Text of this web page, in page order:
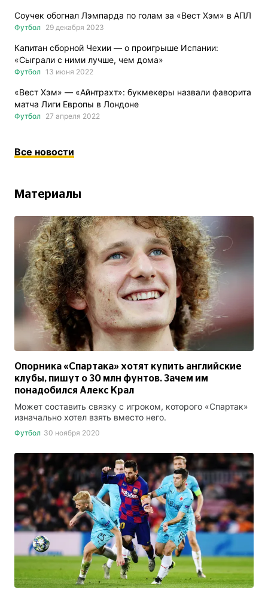
Соучек обогнал Лэмпарда по голам за «Вест Хэм» в АПЛ
Футбол 29 декабря 2023
Капитан сборной Чехии — о проигрыше Испании:
«Сыграли с ними лучше, чем дома»
Футбол 13 июня 2022
«Вест Хэм» — «Айнтрахт»: букмекеры назвали фаворита
матча Лиги Европы в Лондоне
Футбол 27 апреля 2022
Все новости
Материалы
Опорника «Спартака» хотят купить английские
клубы, пишут о 30 млн фунтов. Зачем им
понадобился Алекс Крал
Может составить связку с игроком, которого «Спартак»
изначально хотел взять вместо него.
Футбол 30 ноября 2020